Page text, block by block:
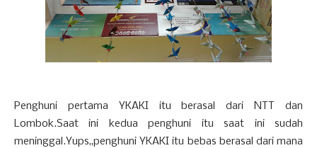
Penghuni pertama YKAKI itu berasal dari NTT dan
Lombok.Saat ini kedua penghuni itu saat ini sudah
meninggal.Yups,,penghuni YKAKI itu bebas berasal dari mana